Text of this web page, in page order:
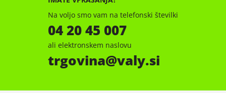
Na voljo smo vam na telefonski številki
04 20 45 007
ali elektronskem naslovu
trgovina valy.si